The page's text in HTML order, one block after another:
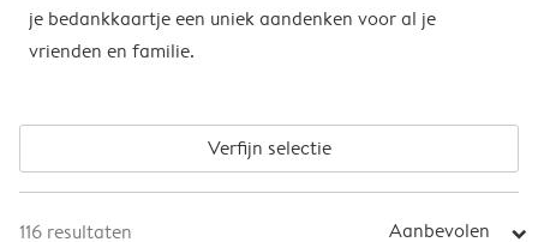
je bedankkaartje een uniek aandenken voor al je
vrienden en familie.
Verfijn selectie
116 resultaten Aanbevolen arrow_right